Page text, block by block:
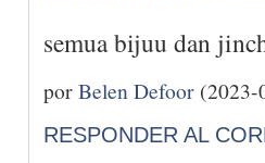
semua bijuu dan
porBelen Defoor (2023-
RESPONDER AL